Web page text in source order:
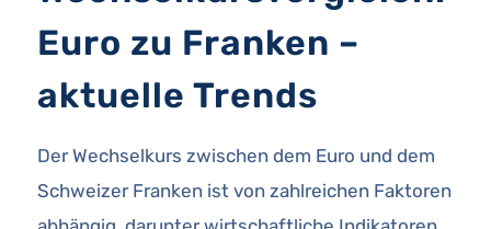
Euro zu Franken –
aktuelle Trends
Der Wechselkurs zwischen dem Euro und dem
Schweizer Franken ist von zahlreichen Faktoren